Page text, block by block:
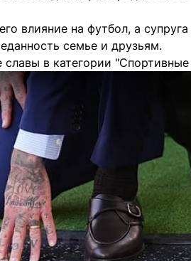
влияние на футбол, а супруга
семье и друзьям.
в категории "Спортивные
YouTube